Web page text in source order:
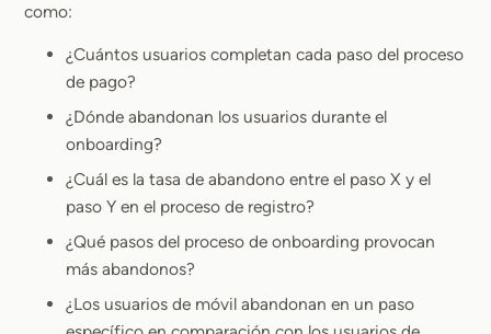
como:
¿Cuántos usuarios completan cada paso del proceso
de pago?
¿Dónde abandonan los usuarios durante el
onboarding?
¿Cuál es la tasa de abandono entre el paso X y el
paso Y en el proceso de registro?
¿Qué pasos del proceso de onboarding provocan
más abandonos?
¿Los usuarios de móvil abandonan en un paso